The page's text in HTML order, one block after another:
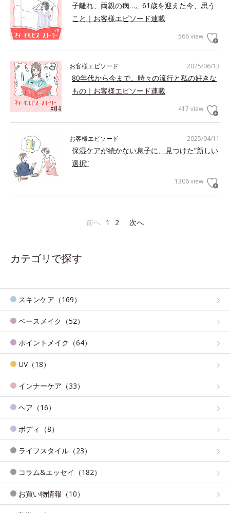
子離れ、両親の病…。61歳を迎えた今、思う
こと｜お客様エピソード連載
566 view
2025/06/13
お客様エピソード
80年代から今まで。時々の流行と私の好きな
もの｜お客様エピソード連載
417 view
2025/04/11
お客様エピソード
保湿ケアが続かない息子に、見つけた”新しい
選択”
1306 view
前へ 1 2 次へ
カテゴリで探す
スキンケア（169）
ベースメイク（52）
ポイントメイク（64）
UV（18）
インナーケア（33）
ヘア（16）
ボディ（8）
ライフスタイル（23）
コラム&エッセイ（182）
お買い物情報（10）